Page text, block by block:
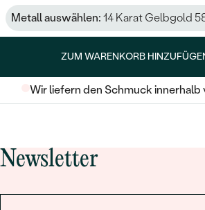
Metall auswählen: 14 Karat Gelbgold
ZUM WARENKORB
Wir liefern den Schmuck innerhalb
Newsletter